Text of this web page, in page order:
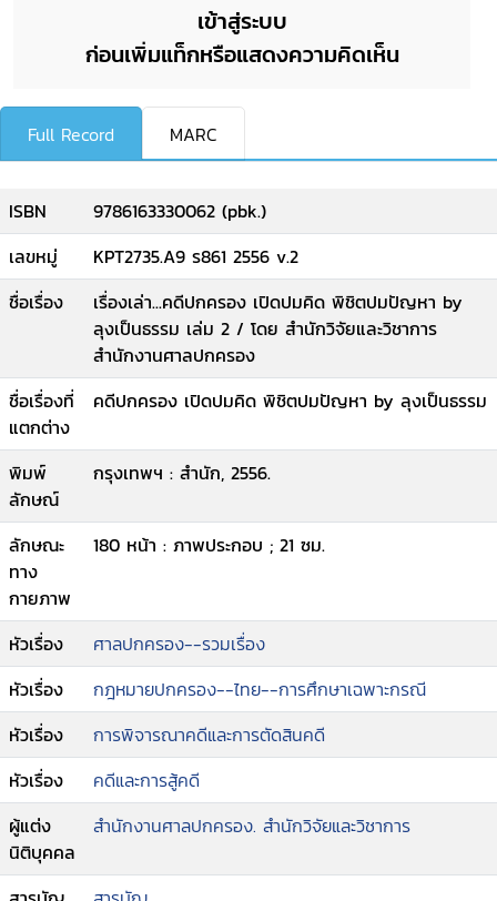
เข้าสู่ระบบ
ก่อนเพิ่มแท็กหรือแสดงความคิดเห็น
Full Record MARC
ISBN
9786163330062 (pbk.)
เลขหมู่
KPT2735.A9 ร861 2556 v.2
ชื่อเรื่อง
เรื่องเล่า...คดีปกครอง เปิดปมคิด พิชิตปมปัญหา by
ลุงเป็นธรรม เล่ม 2 / โดย สำนักวิจัยและวิชาการ
สำนักงานศาลปกครอง
ชื่อเรื่องที่
แตกต่าง
คดีปกครอง เปิดปมคิด พิชิตปมปัญหา by ลุงเป็นธรรม
พิมพ์
ลักษณ์
กรุงเทพฯ : สำนัก, 2556.
ลักษณะ
ทาง
กายภาพ
180 หน้า : ภาพประกอบ ; 21 ซม.
หัวเรื่อง
ศาลปกครอง--รวมเรื่อง
หัวเรื่อง
กฎหมายปกครอง--ไทย--การศึกษาเฉพาะกรณี
หัวเรื่อง
การพิจารณาคดีและการตัดสินคดี
หัวเรื่อง
คดีและการสู้คดี
ผู้แต่ง
นิติบุคคล
สำนักงานศาลปกครอง. สำนักวิจัยและวิชาการ